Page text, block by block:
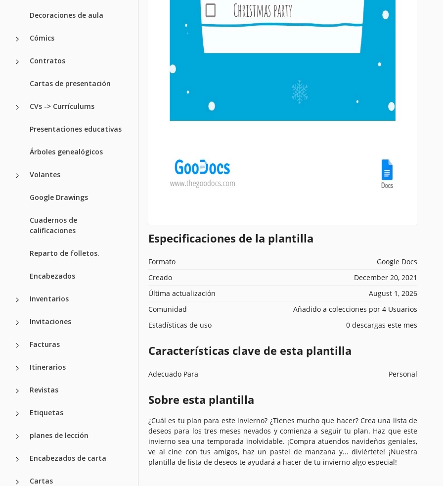
Decoraciones de aula
Cómics
Contratos
Cartas de presentación
CVs -> Currículums
Presentaciones educativas
Árboles genealógicos
Volantes
Google Drawings
Cuadernos de
calificaciones
Reparto de folletos.
Encabezados
Inventarios
Invitaciones
Facturas
Itinerarios
Revistas
Etiquetas
planes de lección
Encabezados de carta
Cartas
Especificaciones de la plantilla
Formato
Google Docs
Creado
December 20, 2021
Última actualización
August 1, 2026
Comunidad
Añadido a colecciones por 4 Usuarios
Estadísticas de uso
0 descargas este mes
Características clave de esta plantilla
Adecuado Para Personal
Sobre esta plantilla
¿Cuál es tu plan para este invierno? ¿Tienes mucho que hacer? Crea una lista de
deseos para los tres meses nevados y comienza a seguir tu plan. Haz que este
invierno sea una temporada inolvidable. ¡Compra atuendos navideños geniales,
ve al cine con tus amigos, haz un pastel de manzana y... diviértete! ¡Nuestra
plantilla de lista de deseos te ayudará a hacer de tu invierno algo especial!